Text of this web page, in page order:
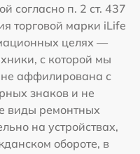
согласно п. 2 ст. 437
торговой марки iLife
целях —
с которой мы
аффилирована с
знаков и не
виды ремонтных
на устройствах,
обороте, в